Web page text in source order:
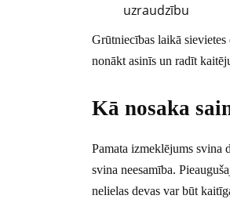
uzraudzību
Grūtniecības laikā
nonākt asinīs un radīt
Kā nosaka
Pamata izmeklējums svina
svina neesamība.
nelielas devas var būt